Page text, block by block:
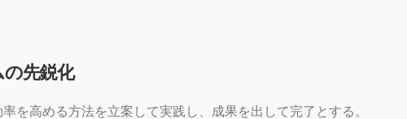
先鋭化
を高める方法を立案して実践し、成果を出して完了とする。